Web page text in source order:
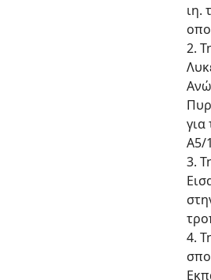
ιη.
2.
Α5/
3.
4.